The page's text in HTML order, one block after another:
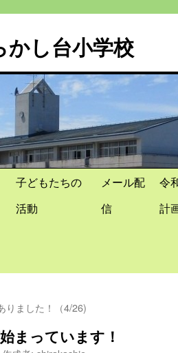
かし台小学校
子どもたちの
活動
メール配
信
令
計
りました！（4/26)
まっています！